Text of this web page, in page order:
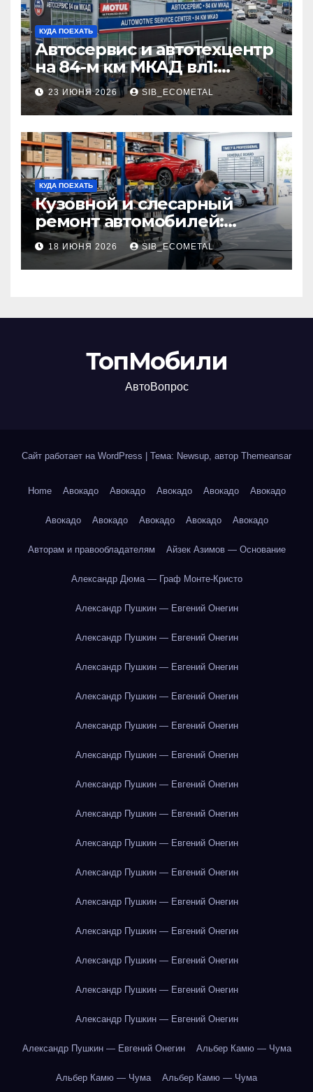
КУДА ПОЕХАТЬ
Автосервис и автотехцентр
на 84-м км МКАД вл1:
описание услуг и режим
работы
23 ИЮНЯ 2026 SIB_ECOMETAL
КУДА ПОЕХАТЬ
Кузовной и слесарный
ремонт автомобилей:
наличие оригинальных
запчастей производителя
и сроки выполнения работ
18 ИЮНЯ 2026 SIB_ECOMETAL
ТопМобили
АвтоВопрос
Сайт работает на WordPress Тема: Newsup, автор Themeansar
Home Авокадо Авокадо Авокадо Авокадо Авокадо
Авокадо Авокадо Авокадо Авокадо Авокадо
Авторам и правообладателям Айзек Азимов — Основание
Александр Дюма — Граф Монте-Кристо
Александр Пушкин — Евгений Онегин
Александр Пушкин — Евгений Онегин
Александр Пушкин — Евгений Онегин
Александр Пушкин — Евгений Онегин
Александр Пушкин — Евгений Онегин
Александр Пушкин — Евгений Онегин
Александр Пушкин — Евгений Онегин
Александр Пушкин — Евгений Онегин
Александр Пушкин — Евгений Онегин
Александр Пушкин — Евгений Онегин
Александр Пушкин — Евгений Онегин
Александр Пушкин — Евгений Онегин
Александр Пушкин — Евгений Онегин
Александр Пушкин — Евгений Онегин
Александр Пушкин — Евгений Онегин
Александр Пушкин — Евгений Онегин Альбер Камю — Чума
Альбер Камю — Чума Альбер Камю — Чума